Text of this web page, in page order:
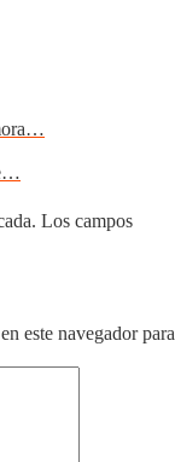
Los campos
este navegador para